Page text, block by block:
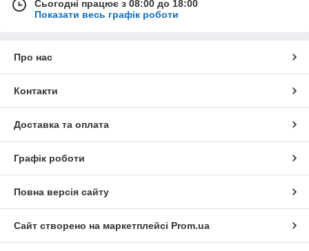
Сьогодні працює з 08:00 до 18:00
Показати весь графік роботи
Про нас
Контакти
Доставка та оплата
Графік роботи
Повна версія сайту
Сайт створено на маркетплейсі Prom.ua